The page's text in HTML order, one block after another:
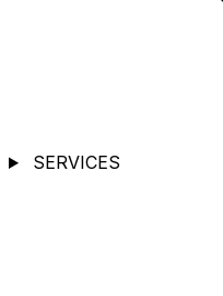
SERVICES